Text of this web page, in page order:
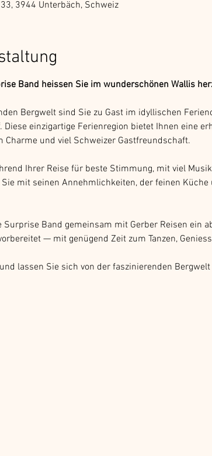
3944 Unterbäch, Schweiz
Band heissen Sie im wunderschönen Wallis
Bergwelt sind Sie zu Gast im idyllischen
. Diese einzigartige Ferienregion bietet Ihnen eine
Charme und viel Schweizer Gastfreundschaft.
Ihrer Reise für beste Stimmung, mit viel
mit seinen Annehmlichkeiten, der feinen
Band gemeinsam mit Gerber Reisen ein
— mit genügend Zeit zum Tanzen,
lassen Sie sich von der faszinierenden